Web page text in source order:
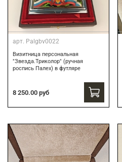
арт. Palgbv0022
Визитница персональная
"Звезда.Триколор" (ручная
роспись Палех) в футляре
8 250.00 руб